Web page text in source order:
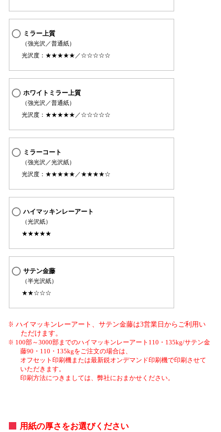
ミラー上質
（強光沢／普通紙）
光沢度：★★★★★／☆☆☆☆☆
ホワイトミラー上質
（強光沢／普通紙）
光沢度：★★★★★／☆☆☆☆☆
ミラーコート
（強光沢／光沢紙）
光沢度：★★★★★／★★★★☆
ハイマッキンレーアート
（光沢紙）
★★★★★
サテン金藤
（半光沢紙）
★★☆☆☆
ハイマッキンレーアート、サテン金藤は3営業日からご利用い
ただけます。
100部～3000部までのハイマッキンレーアート110・135kg/サテン金
藤90・110・135kgをご注文の場合は、
オフセット印刷機または最新鋭オンデマンド印刷機で印刷させて
いただきます。
印刷方法につきましては、弊社におまかせください。
用紙の厚さをお選びください